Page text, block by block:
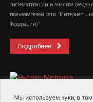
Мы используем куки, в том
систематизации и анализа
пользователей сети "Интернет",
Федерации)".
Подробнее